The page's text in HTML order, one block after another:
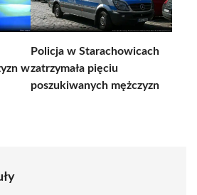
w
Policja w Starachowicach
zatrzymała pięciu
poszukiwanych mężczyzn